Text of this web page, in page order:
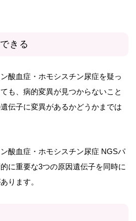
きる
酸血症・ホモシスチン尿症を疑っ
も、病的変異が見つからないこと
伝子に変異があるかどうかまでは
酸血症・ホモシスチン尿症 NGSパ
に重要な3つの原因遺伝子を同時に
ります。